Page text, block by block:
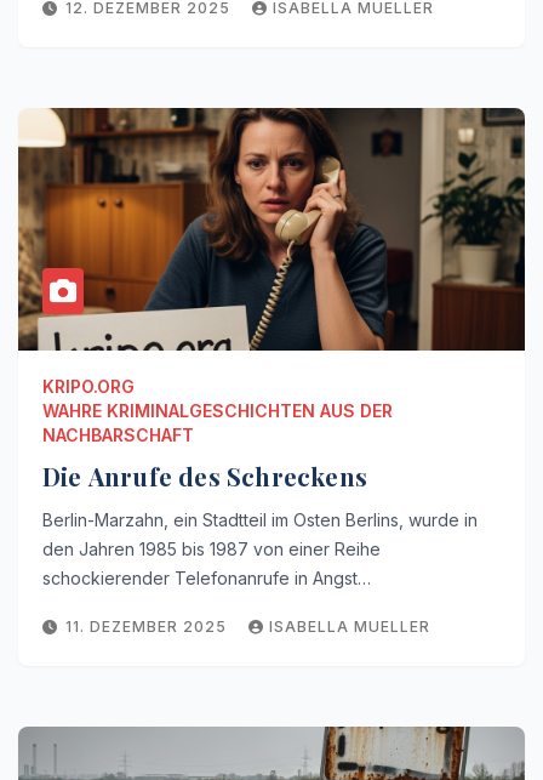
12. DEZEMBER 2025 ISABELLA MUELLER
KRIPO.ORG
WAHRE KRIMINALGESCHICHTEN AUS DER
NACHBARSCHAFT
Die Anrufe des Schreckens
Berlin-Marzahn, ein Stadtteil im Osten Berlins, wurde in
den Jahren 1985 bis 1987 von einer Reihe
schockierender Telefonanrufe in Angst…
11. DEZEMBER 2025 ISABELLA MUELLER